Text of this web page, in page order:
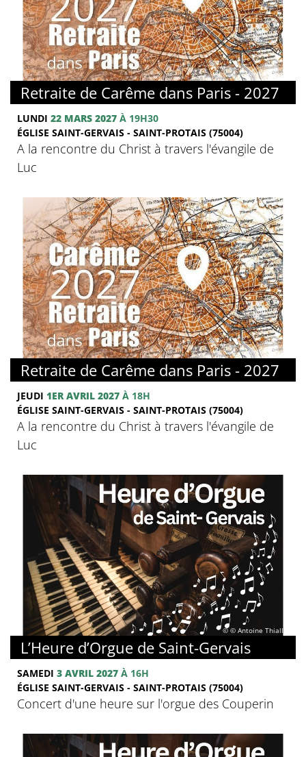
© FMJ
Retraite de Carême dans Paris - 2027
LUNDI 22 MARS 2027 À 19H30
ÉGLISE SAINT-GERVAIS - SAINT-PROTAIS (75004)
A la rencontre du Christ à travers l'évangile de
Luc
© FMJ
Retraite de Carême dans Paris - 2027
JEUDI 1ER AVRIL 2027 À 18H
ÉGLISE SAINT-GERVAIS - SAINT-PROTAIS (75004)
A la rencontre du Christ à travers l'évangile de
Luc
© © Antoine Thiallier
L’Heure d’Orgue de Saint-Gervais
SAMEDI 3 AVRIL 2027 À 16H
ÉGLISE SAINT-GERVAIS - SAINT-PROTAIS (75004)
Concert d'une heure sur l'orgue des Couperin